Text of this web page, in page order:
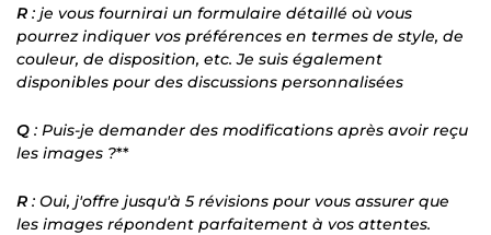
R : je vous fournirai un formulaire détaillé où vous
pourrez indiquer vos préférences en termes de style, de
couleur, de disposition, etc. Je suis également
disponibles pour des discussions personnalisées
Q : Puis-je demander des modifications après avoir reçu
les images ?**
R : Oui, j'offre jusqu'à 5 révisions pour vous assurer que
les images répondent parfaitement à vos attentes.